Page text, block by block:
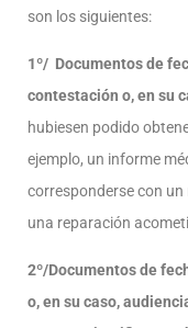
son los siguientes:
1º/ Documentos de
contestación o, en su
hubiesen podido
ejemplo, un informe
corresponderse con
una reparación
2º/Documentos de
o, en su caso,